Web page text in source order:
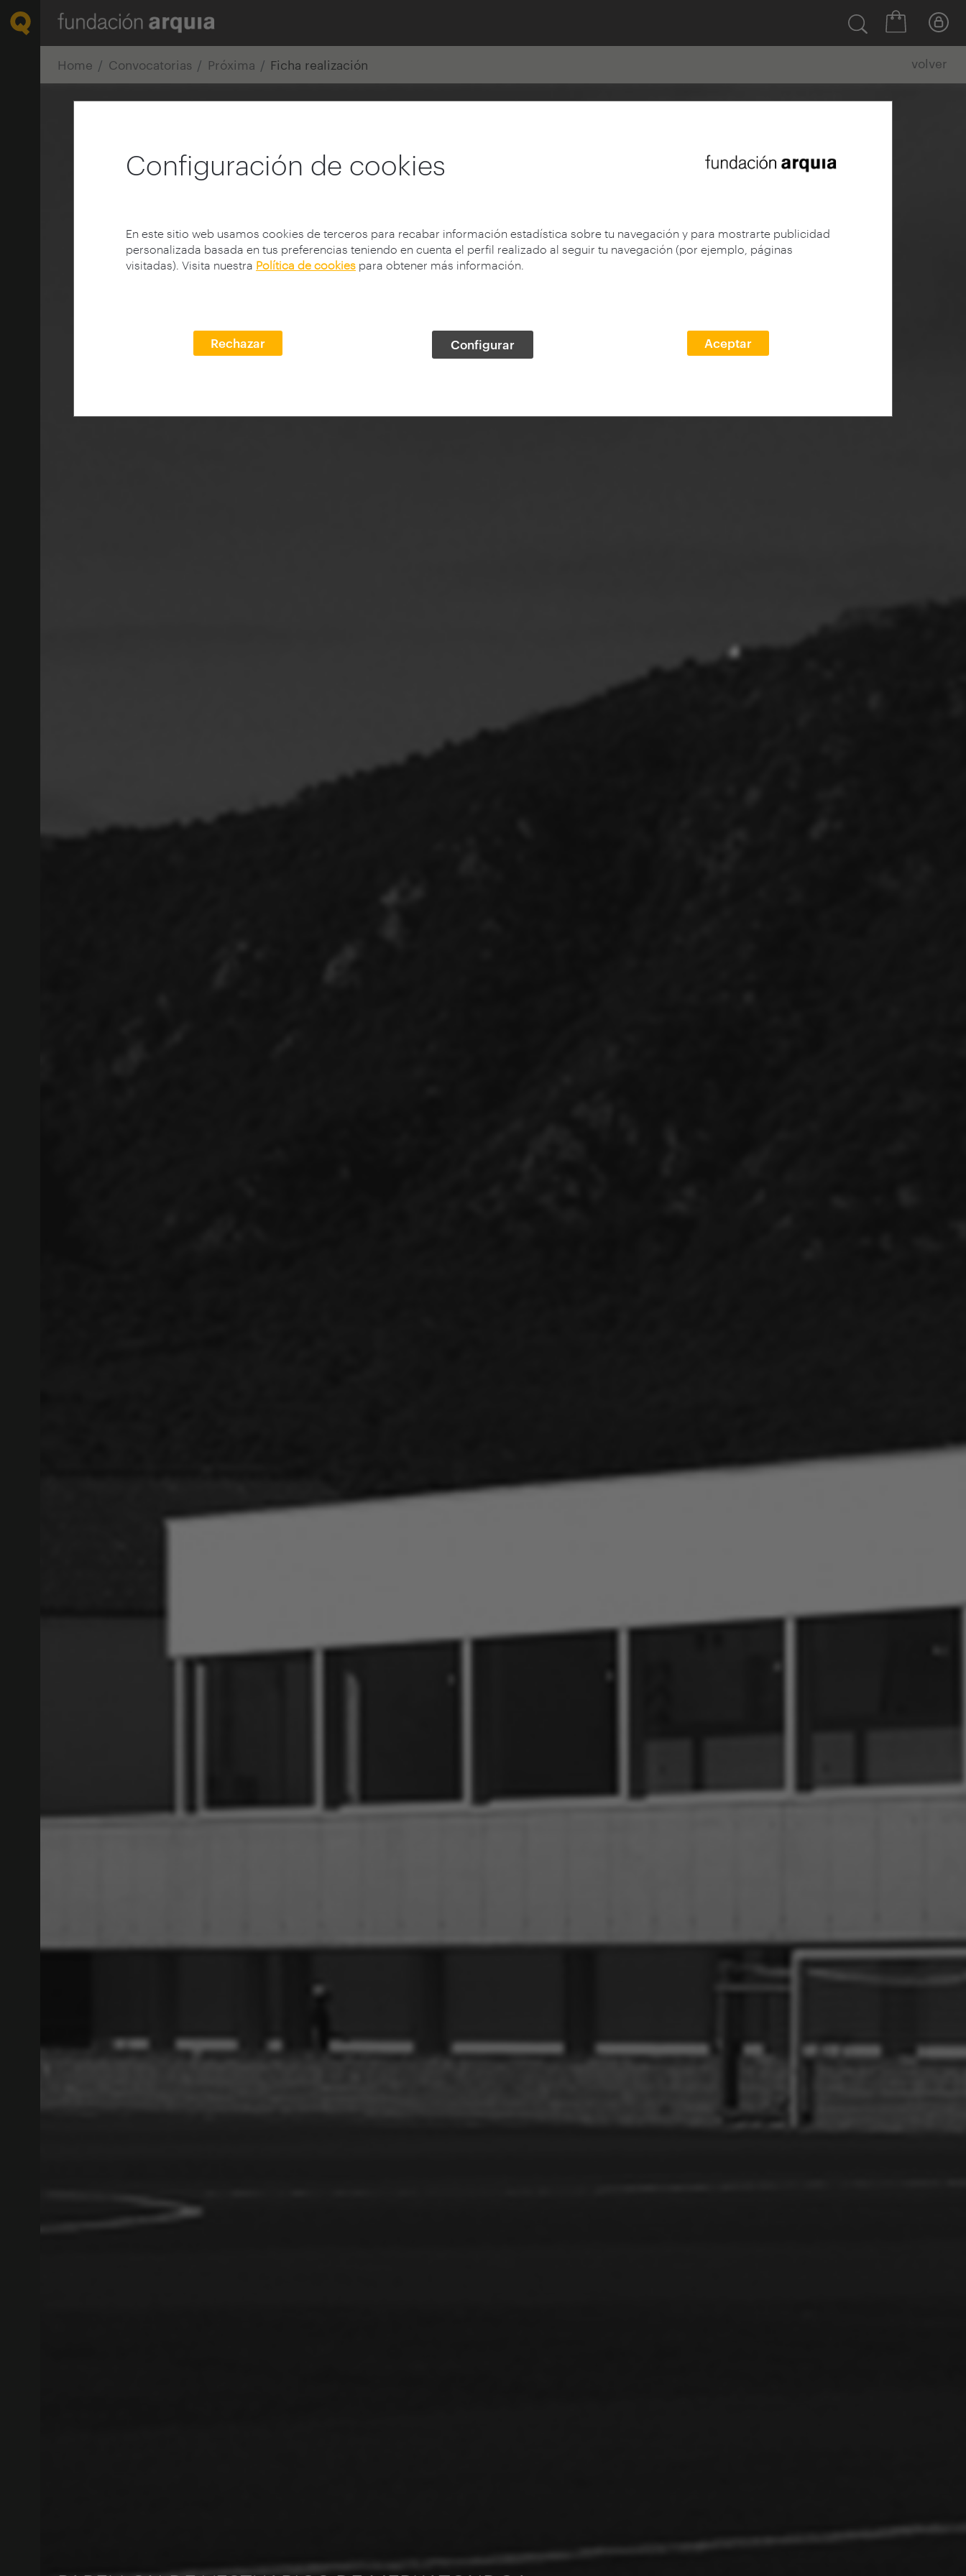
Configuración de cookies
En este sitio web usamos cookies de terceros para recabar información estadística sobre tu navegación y para mostrarte publicidad
personalizada basada en tus preferencias teniendo en cuenta el perfil realizado al seguir tu navegación (por ejemplo, páginas
visitadas). Visita nuestra Política de cookies para obtener más información.
Rechazar Configurar Aceptar
Home Convocatorias Próxima Ficha realización volver